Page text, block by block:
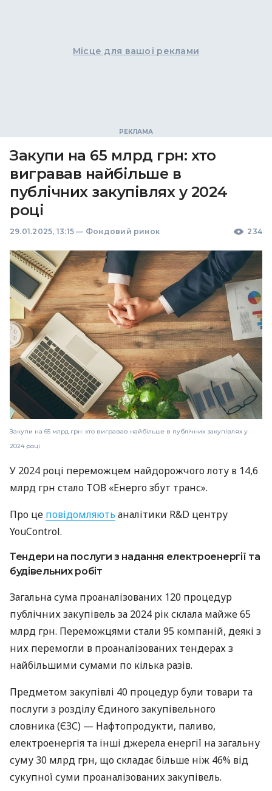
Місце для вашої реклами
Закупи на 65 млрд грн: хто
вигравав найбільше в
публічних закупівлях у 2024
році
29.01.2025, 13:15 — Фондовий ринок 234
Закупи на 65 млрд грн: хто вигравав найбільше в публічних закупівлях у
2024 році
У 2024 році переможцем найдорожчого лоту в 14,6
млрд грн стало ТОВ «Енерго збут транс».
Про це повідомляють аналітики R&D центру
YouControl.
Тендери на послуги з надання електроенергії та
будівельних робіт
Загальна сума проаналізованих 120 процедур
публічних закупівель за 2024 рік склала майже 65
млрд грн. Переможцями стали 95 компаній, деякі з
них перемогли в проаналізованих тендерах з
найбільшими сумами по кілька разів.
Предметом закупівлі 40 процедур були товари та
послуги з розділу Єдиного закупівельного
словника (ЄЗС) — Нафтопродукти, паливо,
електроенергія та інші джерела енергії на загальну
суму 30 млрд грн, що складає більше ніж 46% від
сукупної суми проаналізованих закупівель.